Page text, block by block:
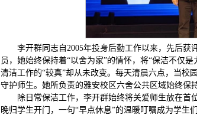
李开群同志自2005年投身后勤工作以来，先后获
员，她始终保持着“以舍为家”的情怀，将“保洁不仅
清洁工作的“较真”却从未改变。每天清晨六点，当
守护师生。她所负责的雅安校区六舍公共区域始终保
除日常保洁工作，李开群始终将关爱师生放在
晚归学生开门，一句“早点休息”的温暖叮嘱成为学